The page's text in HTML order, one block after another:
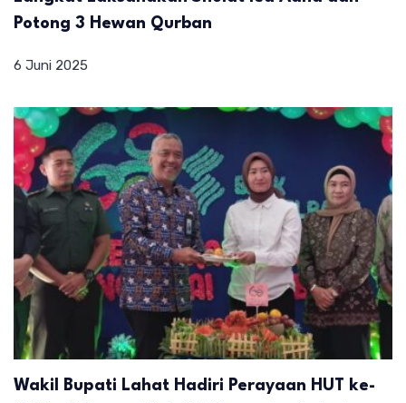
Potong 3 Hewan Qurban
6 Juni 2025
Wakil Bupati Lahat Hadiri Perayaan HUT ke-